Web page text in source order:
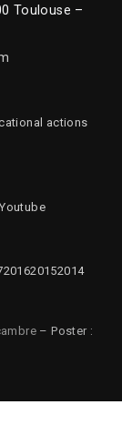
Toulouse –
actions
Youtube
201620152014
– Poster :